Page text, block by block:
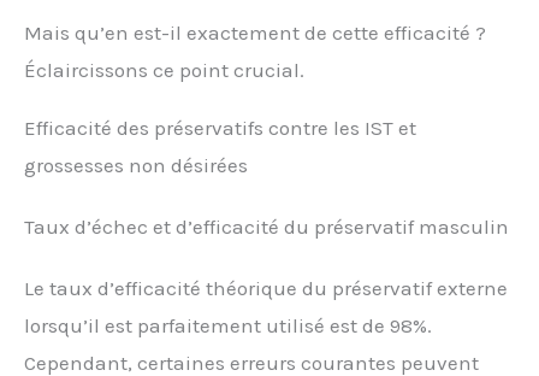
Mais qu’en est-il exactement de cette efficacité ?
Éclaircissons ce point crucial.
Efficacité des préservatifs contre les IST et
grossesses non désirées
Taux d’échec et d’efficacité du préservatif masculin
Le taux d’efficacité théorique du préservatif externe
lorsqu’il est parfaitement utilisé est de 98%.
Cependant, certaines erreurs courantes peuvent